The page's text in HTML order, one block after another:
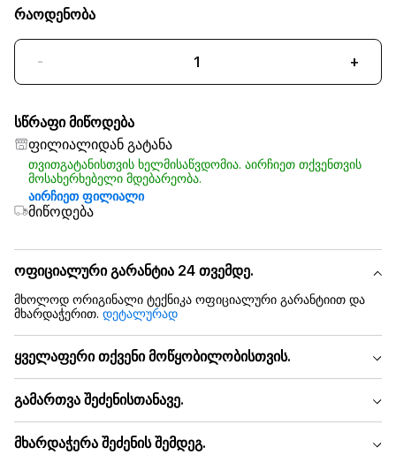
რაოდენობა
- +
სწრაფი მიწოდება
ფილიალიდან გატანა
თვითგატანისთვის ხელმისაწვდომია. აირჩიეთ თქვენთვის
მოსახერხებელი მდებარეობა.
აირჩიეთ ფილიალი
მიწოდება
ოფიციალური გარანტია 24 თვემდე.
მხოლოდ ორიგინალი ტექნიკა ოფიციალური გარანტიით და
მხარდაჭერით. დეტალურად
ყველაფერი თქვენი მოწყობილობისთვის.
გამართვა შეძენისთანავე.
მხარდაჭერა შეძენის შემდეგ.